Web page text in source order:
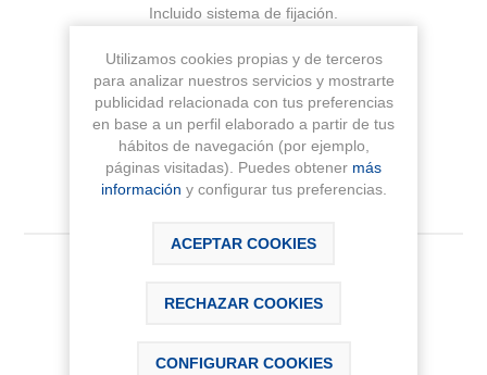
Incluido sistema de fijación.
Fabricante: ROCA
Sku: A817032RG0
Utilizamos cookies propias y de terceros
para analizar nuestros servicios y mostrarte
publicidad relacionada con tus preferencias
en base a un perfil elaborado a partir de tus
hábitos de navegación (por ejemplo,
páginas visitadas). Puedes obtener más
información y configurar tus preferencias.
ACEPTAR COOKIES
RECHAZAR COOKIES
CONFIGURAR COOKIES